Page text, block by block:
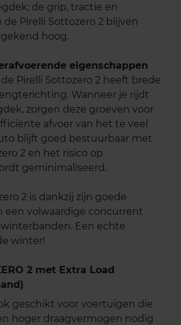
de grip, tractie en
Pirelli Sottozero 2 blijven
hoog.
eigenschappen
Pirelli Sottozero 2 heeft brede
Wanneer je rijdt
zorgen deze groeven voor
afvoer van het te veel
blijft goed bestuurbaar met
2 en het risico op
geminimaliseerd.
2 is dankzij zijn goede
een volwaardige concurrent
Een echte
winter!
2 met Extra Load
geschikt voor voertuigen die
hoger draagvermogen nodig